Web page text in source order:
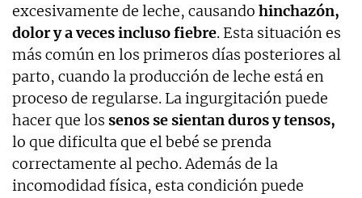
excesivamente de leche, causando hinchazón,
dolor y a veces incluso fiebre. Esta situación es
más común en los primeros días posteriores al
parto, cuando la producción de leche está en
proceso de regularse. La ingurgitación puede
hacer que los senos se sientan duros y tensos,
lo que dificulta que el bebé se prenda
correctamente al pecho. Además de la
incomodidad física, esta condición puede